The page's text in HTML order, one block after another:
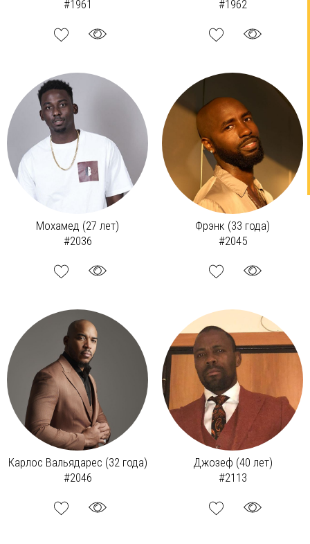
#1961
#1962
Мохамед (27 лет)
#2036
Фрэнк (33 года)
#2045
Карлос Вальядарес (32 года)
#2046
Джозеф (40 лет)
#2113